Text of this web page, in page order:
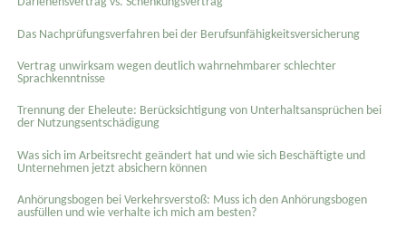
Das Nachprüfungsverfahren bei der Berufsunfähigkeitsversicherung
Vertrag unwirksam wegen deutlich wahrnehmbarer schlechter
Sprachkenntnisse
Trennung der Eheleute: Berücksichtigung von Unterhaltsansprüchen bei
der Nutzungsentschädigung
Was sich im Arbeitsrecht geändert hat und wie sich Beschäftigte und
Unternehmen jetzt absichern können
Anhörungsbogen bei Verkehrsverstoß: Muss ich den Anhörungsbogen
ausfüllen und wie verhalte ich mich am besten?